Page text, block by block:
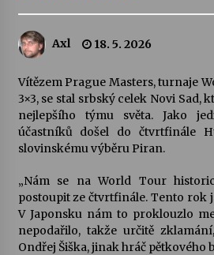
Veselí muzikanti
Pozvánka na
šedesátka: 28. 7.–1. 8.
28. 7. 2026
Letní koncerty ve
28. 7. 2026
Votavžatský ploty
23. 7. 2026
Axl 18. 5. 2026
Vítězem Prague Masters, turnaje
3×3, se stal srbský celek Novi Sad,
nejlepšího týmu světa. Jako
účastníků došel do čtvrtfinále
slovinskému výběru Piran.
„Nám se na World Tour
postoupit ze čtvrtfinále. Tento rok
V Japonsku nám to proklouzlo
nepodařilo, takže určitě
Ondřej Šiška, jinak hráč pětkového